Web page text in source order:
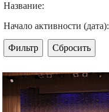
Название:
Начало активности (дата):